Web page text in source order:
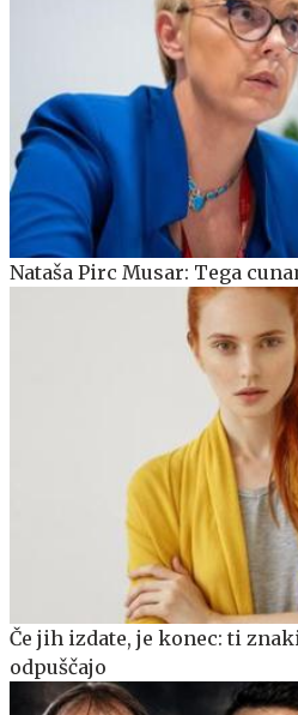
Nataša Pirc Musar: Tega
Če jih izdate, je konec: ti
odpuščajo